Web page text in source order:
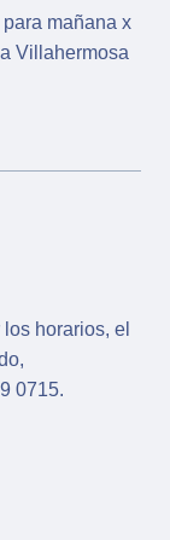
mañana x
Villahermosa
horarios, el
0715.